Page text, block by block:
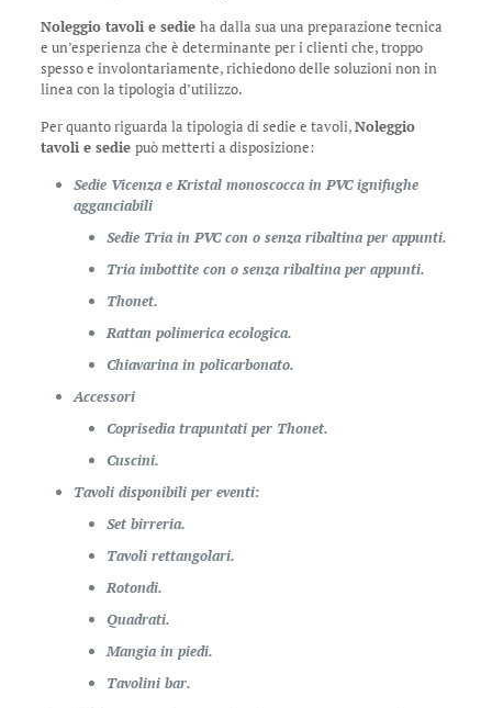
Noleggio tavoli e sedie ha dalla sua una preparazione tecnica
e un’esperienza che è determinante per i clienti che, troppo
spesso e involontariamente, richiedono delle soluzioni non in
linea con la tipologia d’utilizzo.
Per quanto riguarda la tipologia di sedie e tavoli,Noleggio
tavoli e sedie può metterti a disposizione:
Sedie Vicenza e Kristal monoscocca in PVC ignifughe
agganciabili
Sedie Tria in PVC con o senza ribaltina per appunti.
Tria imbottite con o senza ribaltina per appunti.
Thonet.
Rattan polimerica ecologica.
Chiavarina in policarbonato.
Accessori
Coprisedia trapuntati per Thonet.
Cuscini.
Tavoli disponibili per eventi:
Set birreria.
Tavoli rettangolari.
Rotondi.
Quadrati.
Mangia in piedi.
Tavolini bar.